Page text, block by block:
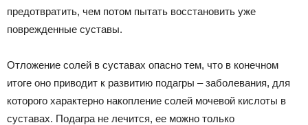
предотвратить, чем потом пытать восстановить уже
поврежденные суставы.
Отложение солей в суставах опасно тем, что в конечном
итоге оно приводит к развитию подагры – заболевания, для
которого характерно накопление солей мочевой кислоты в
суставах. Подагра не лечится, ее можно только